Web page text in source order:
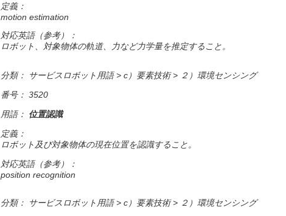
定義：
motion estimation
対応英語（参考）：
ロボット、対象物体の軌道、力など力学量を推定すること。
分類： サービスロボット用語 > c）要素技術 > ２）環境センシング
番号： 3520
用語： 位置認識
定義：
ロボット及び対象物体の現在位置を認識すること。
対応英語（参考）：
position recognition
分類： サービスロボット用語 > c）要素技術 > ２）環境センシング